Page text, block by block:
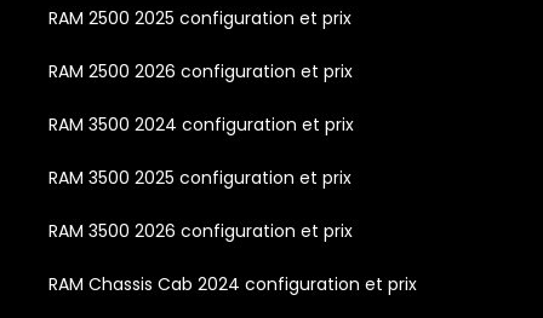
RAM 2500 2025 configuration et prix
RAM 2500 2026 configuration et prix
RAM 3500 2024 configuration et prix
RAM 3500 2025 configuration et prix
RAM 3500 2026 configuration et prix
RAM Chassis Cab 2024 configuration et prix